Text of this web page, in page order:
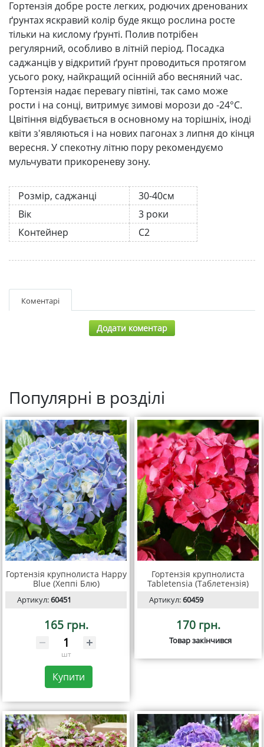
Гортензія добре росте легких, родючих дренованих
ґрунтах яскравий колір буде якщо рослина росте
тільки на кислому ґрунті. Полив потрібен
регулярний, особливо в літній період. Посадка
саджанців у відкритий ґрунт проводиться протягом
усього року, найкращий осінній або весняний час.
Гортензія надає перевагу півтіні, так само може
рости і на сонці, витримує зимові морози до -24°C.
Цвітіння відбувається в основному на торішніх, іноді
квіти з'являються і на нових пагонах з липня до кінця
вересня. У спекотну літню пору рекомендуємо
мульчувати прикореневу зону.
Розмір, саджанці
30-40см
Вік
3 роки
Контейнер
С2
Коментарі
Додати коментар
Популярні в розділі
Гортензія крупнолиста Happy
Blue (Хеппі Блю)
Артикул:60451
165 грн.
шт
Купити
Гортензія крупнолиста
Tabletensia (Таблетензія)
Артикул:60459
170 грн.
Товар закінчився